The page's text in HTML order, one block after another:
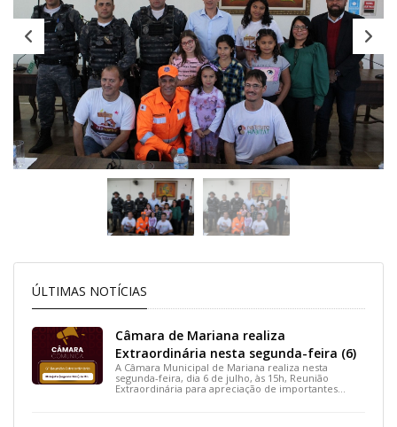
ÚLTIMAS NOTÍCIAS
Câmara de Mariana realiza
Extraordinária nesta segunda-feira (6)
A Câmara Municipal de Mariana realiza nesta
segunda-feira, dia 6 de julho, às 15h, Reunião
Extraordinária para apreciação de importantes